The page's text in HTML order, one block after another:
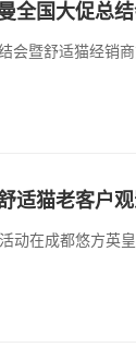
国大促总
会暨舒适猫经销
适猫老客户观
动在成都悠方英